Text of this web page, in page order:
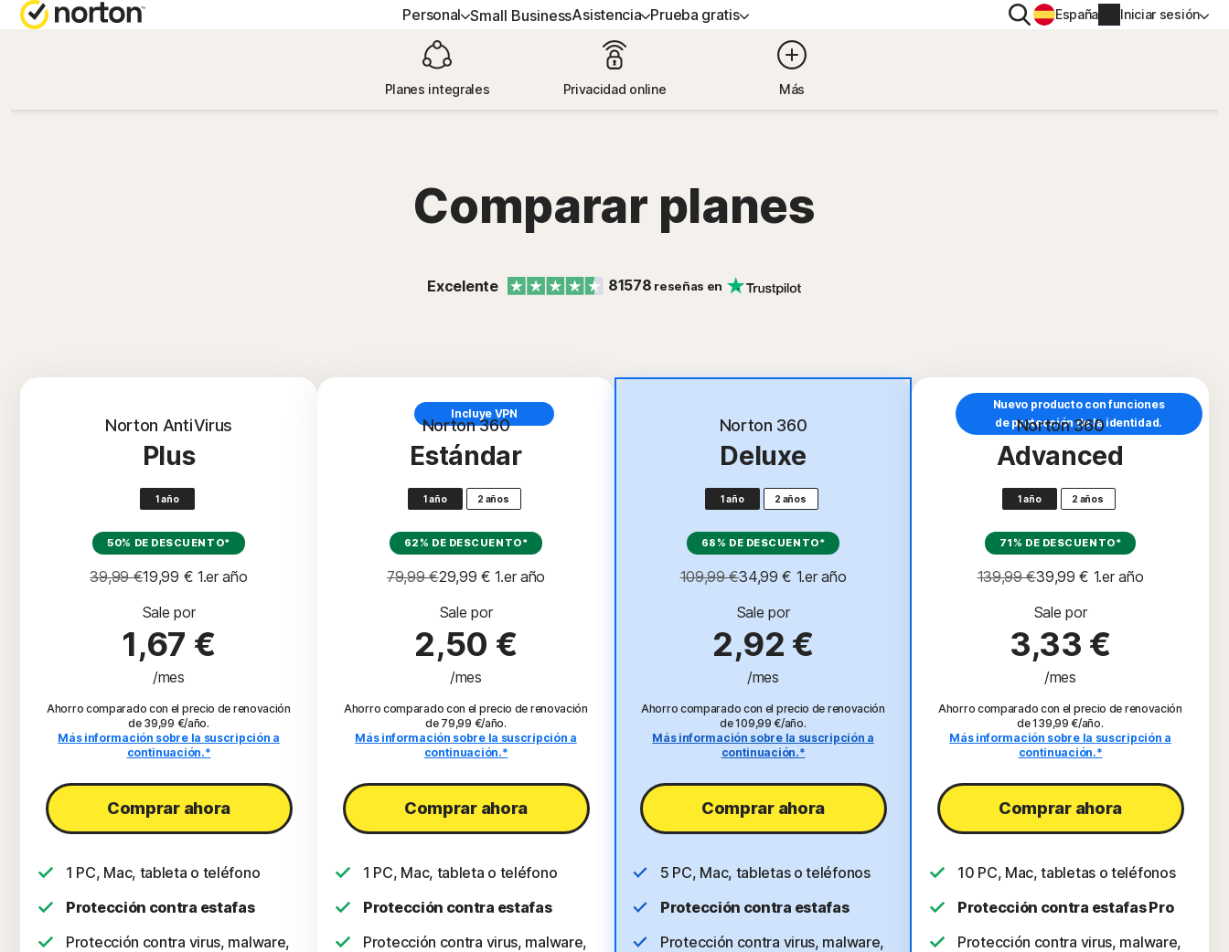
Personal
PLANES TODO EN UNO
Norton 360 Deluxe
SEGURIDAD DEL DISPOSITIVO
Android™
Norton Mobile Security para iOS™
Small BusinessAsistencia
OBTENER AYUDA INFORMACIÓN
Eliminación de virus y spyware
Prueba gratis
PROBAR GRATIS
BuscarEspaña Iniciar sesión
Planes integrales Privacidad online Más
Comparar planes
Excelente 81578 reseñas en
Norton AntiVirus
Plus
1 año
50% DE DESCUENTO*
39,99 €19,99 € 1.er año
Sale por
1,67 €
/mes
Ahorro comparado con el precio de renovación
de 39,99 €/año.
Más información sobre la suscripción a
continuación.*
Comprar ahora
1 PC, Mac, tableta o teléfono
Protección contra estafas
Protección contra virus, malware,
Incluye VPN
Norton 360
Estándar
1 año 2 años
62% DE DESCUENTO*
79,99 €29,99 € 1.er año
Sale por
2,50 €
/mes
Ahorro comparado con el precio de renovación
de 79,99 €/año.
Más información sobre la suscripción a
continuación.*
Comprar ahora
1 PC, Mac, tableta o teléfono
Protección contra estafas
Protección contra virus, malware,
Incluye VPN
Norton 360
Deluxe
1 año 2 años
68% DE DESCUENTO*
109,99 €34,99 € 1.er año
Sale por
2,92 €
/mes
Ahorro comparado con el precio de renovación
de 109,99 €/año.
Más información sobre la suscripción a
continuación.*
Comprar ahora
5 PC, Mac, tabletas o teléfonos
Protección contra estafas
Protección contra virus, malware,
Nuevo producto con funciones
de protección de la identidad.
Norton 360
Advanced
1 año 2 años
71% DE DESCUENTO*
139,99 €39,99 € 1.er año
Sale por
3,33 €
/mes
Ahorro comparado con el precio de renovación
de 139,99 €/año.
Más información sobre la suscripción a
continuación.*
Comprar ahora
10 PC, Mac, tabletas o teléfonos
Protección contra estafas Pro
Protección contra virus, malware,